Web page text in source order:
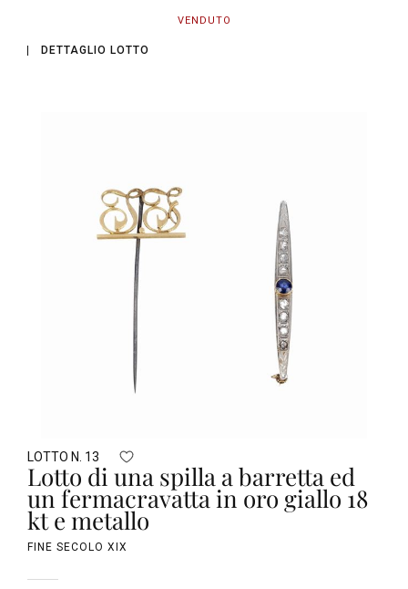
VENDUTO
DETTAGLIO LOTTO
LOTTO N. 13
Lotto di una spilla a barretta ed
un fermacravatta in oro giallo 18
kt e metallo
FINE SECOLO XIX